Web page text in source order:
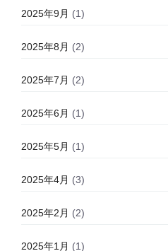
2025年9月 (1)
2025年8月 (2)
2025年7月 (2)
2025年6月 (1)
2025年5月 (1)
2025年4月 (3)
2025年2月 (2)
2025年1月 (1)